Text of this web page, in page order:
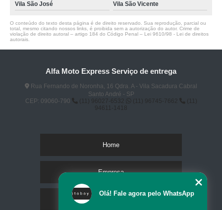
Vila São José Vila São Vicente
O conteúdo do texto desta página é de direito reservado. Sua reprodução, parcial ou
total, mesmo citando nossos links, é proibida sem a autorização do autor. Crime de
violação de direito autoral – artigo 184 do Código Penal – Lei 9610/98 - Lei de direitos
autorais
Alfa Moto Express Serviço de entrega
Rua Fernando de Noronha, 16 Qdra. A - Vila Sacadura Cabral
Santo André - SP
CEP: 09060-790
(11) 96027-6532 (11) 96745-7662
(11)
94611-1418
Home
Empresa
Olá! Fale agora pelo WhatsApp